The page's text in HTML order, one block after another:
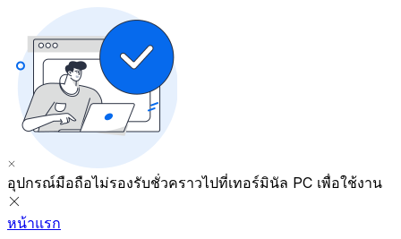
อุปกรณ์มือถือไม่รองรับชั่วคราวไปที่เทอร์มินัล PC เพื่อใช้งาน
หน้าแรก